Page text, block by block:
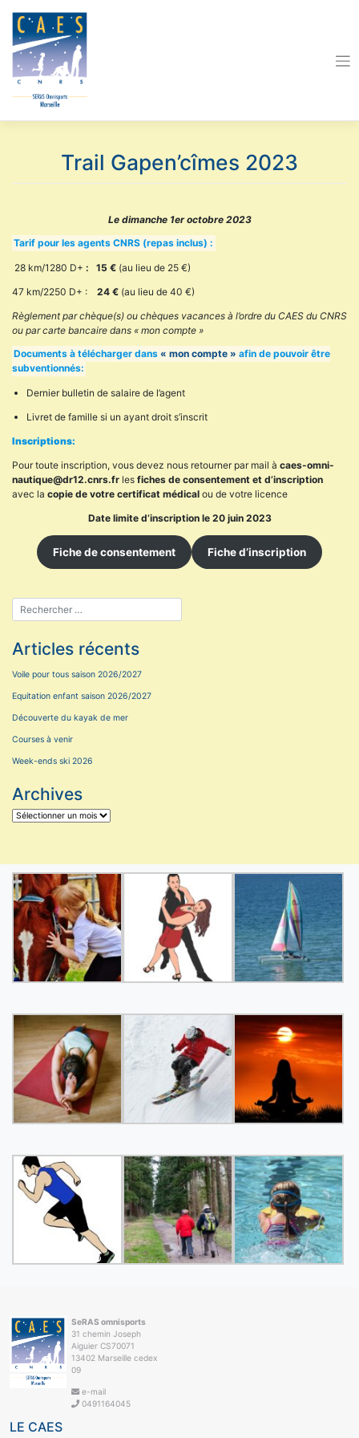
content
Trail Gapen’cîmes 2023
Le dimanche 1er octobre 2023
Tarif pour les agents CNRS (repas inclus) :
28 km/1280 D+ : 15 € (au lieu de 25 €)
47 km/2250 D+ : 24 € (au lieu de 40 €)
Règlement par chèque(s) ou chèques vacances à l’ordre du CAES du CNRS
ou par carte bancaire dans « mon compte »
Documents à télécharger dans« mon compte » afin de pouvoir être
subventionnés:
Dernier bulletin de salaire de l’agent
Livret de famille si un ayant droit s’inscrit
Inscriptions:
Pour toute inscription, vous devez nous retourner par mail à caes-omni-
nautique@dr12.cnrs.fr les fiches de consentement et d’inscription
avec la copie de votre certificat médical ou de votre licence
Date limite d’inscription le 20 juin 2023
Fiche de consentement Fiche d’inscription
Articles récents
Voile pour tous saison 2026/2027
Equitation enfant saison 2026/2027
Découverte du kayak de mer
Courses à venir
Week-ends ski 2026
Archives
Archives
SeRAS omnisports
31 chemin Joseph
Aiguier CS70071
13402 Marseille cedex
09
e-mail
0491164045
LE CAES